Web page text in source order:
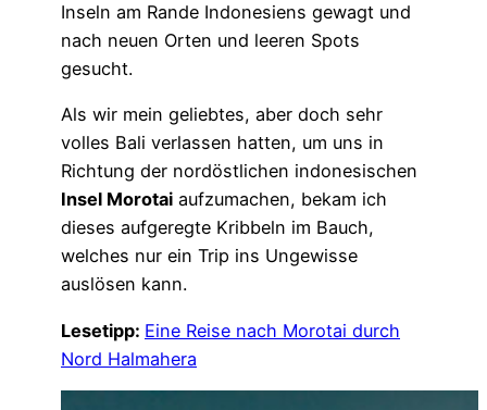
Inseln am Rande Indonesiens gewagt und
nach neuen Orten und leeren Spots
gesucht.
Als wir mein geliebtes, aber doch sehr
volles Bali verlassen hatten, um uns in
Richtung der nordöstlichen indonesischen
Insel Morotai aufzumachen, bekam ich
dieses aufgeregte Kribbeln im Bauch,
welches nur ein Trip ins Ungewisse
auslösen kann.
Lesetipp: Eine Reise nach Morotai durch
Nord Halmahera